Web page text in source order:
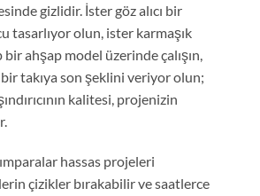
gizlidir. İster göz alıcı bir
tasarlıyor olun, ister karmaşık
ahşap model üzerinde çalışın,
bir takıya son şeklini veriyor olun;
kalitesi, projenizin
hassas projeleri
çizikler bırakabilir ve saatlerce